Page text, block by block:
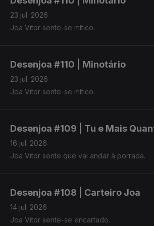
23 jul. 2026
Joa Vitor sente-se mítico.
Desenjoa #110 | Minotário
23 jul. 2026
Joa Vitor sente-se mítico.
Desenjoa #109 | Tu e Mais
16 jul. 2026
Joa Vitor sente que vai andar à porrada.
Desenjoa #108 | Carteiro Joa
14 jul. 2026
Joa Vitor sente-se encartado.